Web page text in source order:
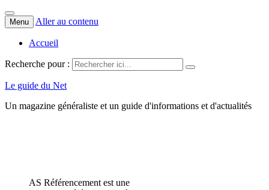
Menu Aller au contenu
Accueil
Recherche pour :
Le guide du Net
Un magazine généraliste et un guide d'informations et d'actualités
AS Référencement est une